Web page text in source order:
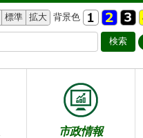
標準 拡大 背景色
市政情報